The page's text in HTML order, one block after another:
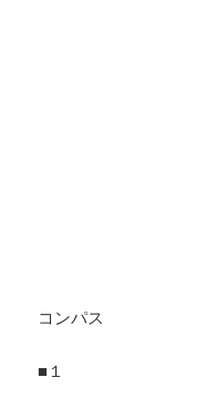
コンパス
■１